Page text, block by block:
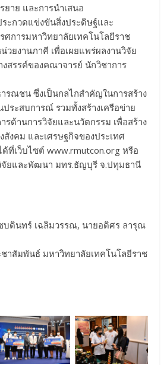
ยาย และการนำเสนอ
ะกวดแข่งขันสิ่งประดิษฐ์และ
ศการมหาวิทยาลัยเทคโนโลยีราช
ยงานภาคี เพื่อเผยแพร่ผลงานวิจัย
งสรรค์ของคณาจารย์ นักวิชาการ
รณชน ซึ่งเป็นกลไกสำคัญในการสร้าง
ระสบการณ์ รวมทั้งสร้างเครือข่าย
รด้านการวิจัยและนวัตกรรม เพื่อสร้าง
งคม และเศรษฐกิจของประเทศ
ด้ที่เว็บไซต์ www.rmutcon.org หรือ
ยและพัฒนา มทร.ธัญบุรี จ.ปทุมธานี
บดินทร์ เฉลิมวรรณ, นายอดิศร ลารุณ
ชาสัมพันธ์ มหาวิทยาลัยเทคโนโลยีราช